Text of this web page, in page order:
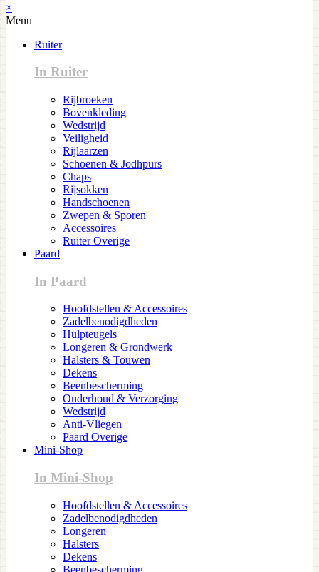
×
Menu
Ruiter
In Ruiter
Rijbroeken
Bovenkleding
Wedstrijd
Veiligheid
Rijlaarzen
Schoenen & Jodhpurs
Chaps
Rijsokken
Handschoenen
Zwepen & Sporen
Accessoires
Ruiter Overige
Paard
In Paard
Hoofdstellen & Accessoires
Zadelbenodigdheden
Hulpteugels
Longeren & Grondwerk
Halsters & Touwen
Dekens
Beenbescherming
Onderhoud & Verzorging
Wedstrijd
Anti-Vliegen
Paard Overige
Mini-Shop
In Mini-Shop
Hoofdstellen & Accessoires
Zadelbenodigdheden
Longeren
Halsters
Dekens
Beenbescherming